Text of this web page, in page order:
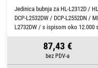
Jedinica bubnja za HL-L2312D /
DCP-L2532DW / DCP-L2552DN /
L2732DW / s ispisom oko 12.000
87,43 €